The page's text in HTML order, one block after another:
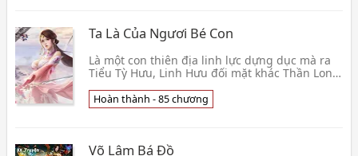
Ta Là Của Ngươi Bé Con
Là một con thiên địa linh lực dựng dục mà ra
Tiểu Tỳ Hưu, Linh Hưu đối mặt khác Thần Long
ba ba! C👦 Phong Ngu Giả
Hoàn thành - 85 chương
Võ Lâm Bá Đồ